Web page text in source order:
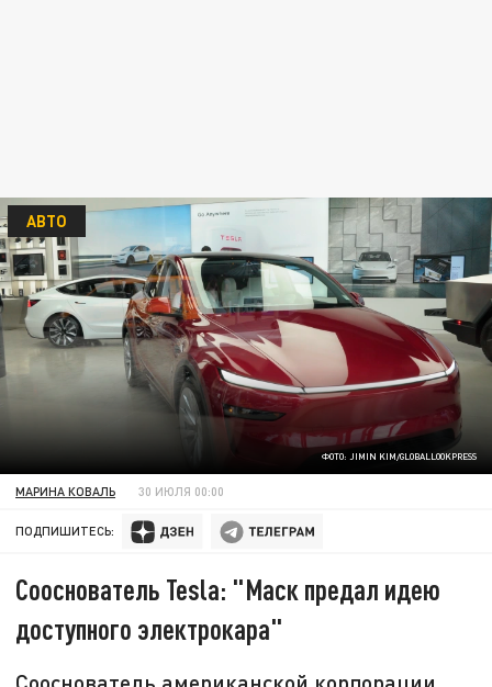
ФОТО: JIMIN KIM/GLOBALLOOKPRESS
АВТО
МАРИНА КОВАЛЬ 30 ИЮЛЯ 00:00
ПОДПИШИТЕСЬ:
Сооснователь Tesla: "Маск предал идею
доступного электрокара"
Сооснователь американской корпорации